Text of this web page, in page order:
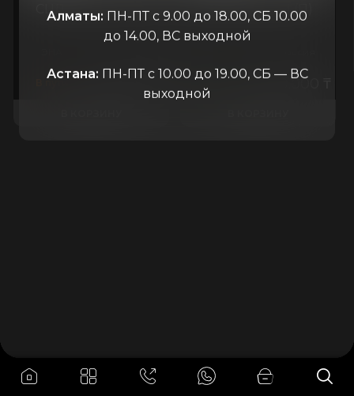
СЦЛ 20-24ГМ (Л)
В пути 550.000 ₸
СЦЛ 20-24ГМ (П)
В наличии 550.000
Алматы: ПН-ПТ с 9.00 до 18.00, СБ 10.00
до 14.00, ВС выходной
Астана: ПН-ПТ с 10.00 до 19.00, СБ — ВС
выходной